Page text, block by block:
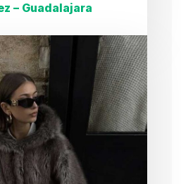
– Guadalajara